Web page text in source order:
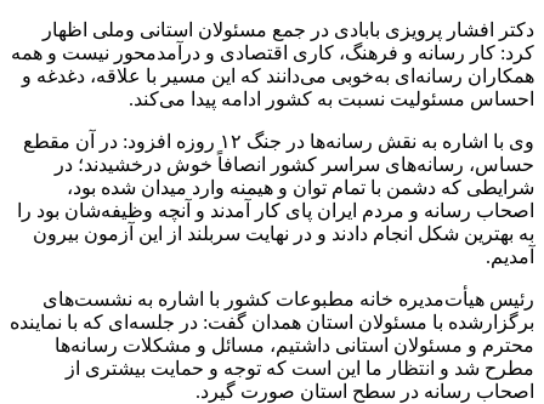
دکتر افشار پرویزی بابادی در جمع مسئولان استانی وملی اظهار
کرد: کار رسانه و فرهنگ، کاری اقتصادی و درآمدمحور نیست و همه
همکاران رسانه‌ای به‌خوبی می‌دانند که این مسیر با علاقه، دغدغه و
احساس مسئولیت نسبت به کشور ادامه پیدا می‌کند.
وی با اشاره به نقش رسانه‌ها در جنگ ۱۲ روزه افزود: در آن مقطع
حساس، رسانه‌های سراسر کشور انصافاً خوش درخشیدند؛ در
شرایطی که دشمن با تمام توان و هیمنه وارد میدان شده بود،
اصحاب رسانه و مردم ایران پای کار آمدند و آنچه وظیفه‌شان بود را
به بهترین شکل انجام دادند و در نهایت سربلند از این آزمون بیرون
آمدیم.
رئیس هیأت‌مدیره خانه مطبوعات کشور با اشاره به نشست‌های
برگزارشده با مسئولان استان همدان گفت: در جلسه‌ای که با نماینده
محترم و مسئولان استانی داشتیم، مسائل و مشکلات رسانه‌ها
مطرح شد و انتظار ما این است که توجه و حمایت بیشتری از
اصحاب رسانه در سطح استان صورت گیرد.